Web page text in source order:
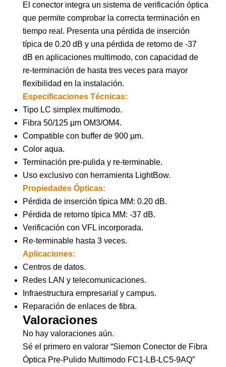
El conector integra un sistema de verificación óptica
que permite comprobar la correcta terminación en
tiempo real. Presenta una pérdida de inserción
típica de 0.20 dB y una pérdida de retorno de -37
dB en aplicaciones multimodo, con capacidad de
re-terminación de hasta tres veces para mayor
flexibilidad en la instalación.
Especificaciones Técnicas:
Tipo LC simplex multimodo.
Fibra 50/125 µm OM3/OM4.
Compatible con buffer de 900 µm.
Color aqua.
Terminación pre-pulida y re-terminable.
Uso exclusivo con herramienta LightBow.
Propiedades Ópticas:
Pérdida de inserción típica MM: 0.20 dB.
Pérdida de retorno típica MM: -37 dB.
Verificación con VFL incorporada.
Re-terminable hasta 3 veces.
Aplicaciones:
Centros de datos.
Redes LAN y telecomunicaciones.
Infraestructura empresarial y campus.
Reparación de enlaces de fibra.
Valoraciones
No hay valoraciones aún.
Sé el primero en valorar “Siemon Conector de Fibra
Óptica Pre-Pulido Multimodo FC1-LB-LC5-9AQ”